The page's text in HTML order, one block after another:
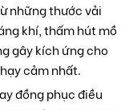
những thước vải
khí, thấm hút mồ
gây kích ứng cho
cảm nhất.
đồng phục điều